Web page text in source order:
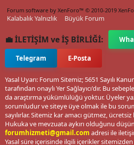
Forum software by XenForo™ © 2010-2019
Kalabalık Yalnızlık Büyük Forum
💼 İLETİŞİM ve İŞ BİRLİĞİ:
Telegram E-Posta
Yasal Uyarı: Forum Sitemiz; 5651 Sayılı
tarafından onaylı Yer Sağlayıcı'dır. Bu
da araştırma yükümlülüğü yoktur. Üyeler
sorumludur ve siteye üye olmak ile bu
sayılırlar. Sitemiz kar amacı gütmez,
Hukuka ve mevzuata aykırı olduğunu
forumhizmeti@gmail.com adresi ile
Yasal süre içerisinde ilgili içerikler sitemizden